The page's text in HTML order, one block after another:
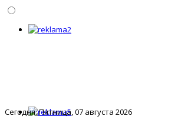
Сегодня: Пятница, 07 августа 2026